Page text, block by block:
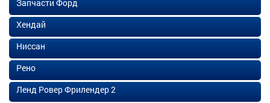
Запчасти Форд
Хендай
Ниссан
Рено
Ленд Ровер Фрилендер 2